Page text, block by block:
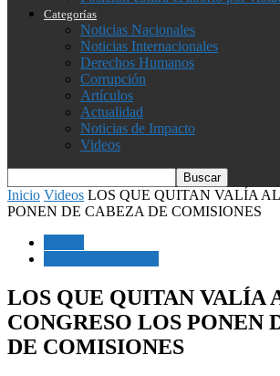
Categorías
Noticias Nacionales
Noticias Internacionales
Derechos Humanos
Corrupción
Artículos
Actualidad
Noticias de Impacto
Videos
Inicio Videos LOS QUE QUITAN VALÍA
PONEN DE CABEZA DE COMISIONES
LOS QUE QUITAN VALÍA
CONGRESO LOS PONEN
DE COMISIONES